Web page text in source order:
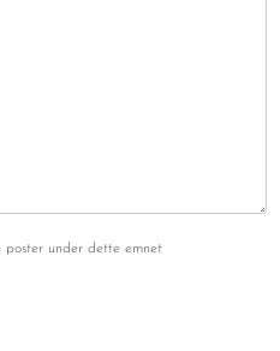
poster under dette emnet